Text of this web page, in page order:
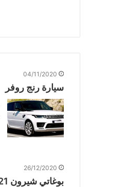
04/11/2020
سيارة رنج روفر
26/12/2020
بوغاتي شيرون 2021